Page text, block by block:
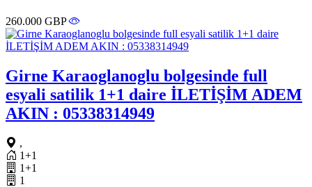
260.000 GBP
Girne Karaoglanoglu bolgesinde full
esyali satilik 1+1 daire İLETİŞİM ADEM
AKIN : 05338314949
,
1+1
1+1
1